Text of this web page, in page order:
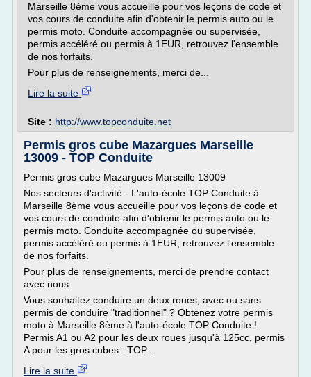
Marseille 8ème vous accueille pour vos leçons de code et
vos cours de conduite afin d'obtenir le permis auto ou le
permis moto. Conduite accompagnée ou supervisée,
permis accéléré ou permis à 1EUR, retrouvez l'ensemble
de nos forfaits.
Pour plus de renseignements, merci de...
Lire la suite
Site : http://www.topconduite.net
Permis gros cube Mazargues Marseille
13009 - TOP Conduite
Permis gros cube Mazargues Marseille 13009
Nos secteurs d'activité - L'auto-école TOP Conduite à
Marseille 8ème vous accueille pour vos leçons de code et
vos cours de conduite afin d'obtenir le permis auto ou le
permis moto. Conduite accompagnée ou supervisée,
permis accéléré ou permis à 1EUR, retrouvez l'ensemble
de nos forfaits.
Pour plus de renseignements, merci de prendre contact
avec nous.
Vous souhaitez conduire un deux roues, avec ou sans
permis de conduire "traditionnel" ? Obtenez votre permis
moto à Marseille 8ème à l'auto-école TOP Conduite !
Permis A1 ou A2 pour les deux roues jusqu'à 125cc, permis
A pour les gros cubes : TOP...
Lire la suite